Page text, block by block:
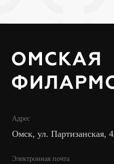
Адрес
Омск, ул. Партизанская, 4
Электронная почта